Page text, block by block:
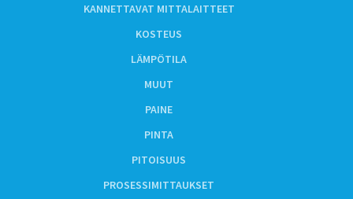
KANNETTAVAT MITTALAITTEET
KOSTEUS
LÄMPÖTILA
MUUT
PAINE
PINTA
PITOISUUS
PROSESSIMITTAUKSET